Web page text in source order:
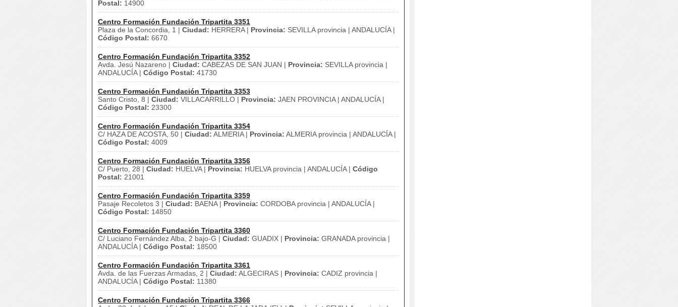
Postal: 14900
Centro Formación Fundación Tripartita 3351
Plaza de la Concordia, 1 | Ciudad: HERRERA | Provincia: SEVILLA provincia | ANDALUCÍA |
Código Postal: 6670
Centro Formación Fundación Tripartita 3352
Avda. Jesú Nazareno | Ciudad: CABEZAS DE SAN JUAN | Provincia: SEVILLA provincia |
ANDALUCÍA | Código Postal: 41730
Centro Formación Fundación Tripartita 3353
Santo Cristo, 8 | Ciudad: VILLACARRILLO | Provincia: JAEN PROVINCIA | ANDALUCÍA |
Código Postal: 23300
Centro Formación Fundación Tripartita 3354
C/ HAZA DE ACOSTA, 50 | Ciudad: ALMERIA | Provincia: ALMERIA provincia | ANDALUCÍA |
Código Postal: 4009
Centro Formación Fundación Tripartita 3356
C/ Puerto, 28 | Ciudad: HUELVA | Provincia: HUELVA provincia | ANDALUCÍA | Código
Postal: 21001
Centro Formación Fundación Tripartita 3359
Pasaje Recoletos 3 | Ciudad: BAENA | Provincia: CORDOBA provincia | ANDALUCÍA |
Código Postal: 14850
Centro Formación Fundación Tripartita 3360
C/ Luciano Fernández Alba, 2 bajo-G | Ciudad: GUADIX | Provincia: GRANADA provincia |
ANDALUCÍA | Código Postal: 18500
Centro Formación Fundación Tripartita 3361
Avda. de las Fuerzas Armadas, 2 | Ciudad: ALGECIRAS | Provincia: CADIZ provincia |
ANDALUCÍA | Código Postal: 11380
Centro Formación Fundación Tripartita 3366